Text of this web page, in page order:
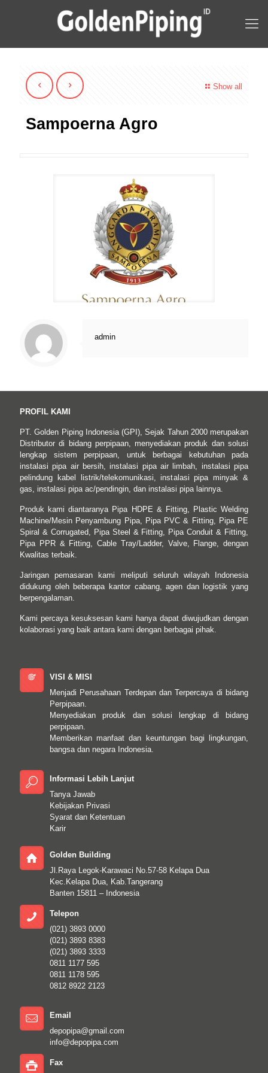
Show all
Sampoerna Agro
admin
PROFIL KAMI
PT. Golden Piping Indonesia (GPI), Sejak Tahun 2000 merupakan
Distributor di bidang perpipaan, menyediakan produk dan solusi
lengkap sistem perpipaan, untuk berbagai kebutuhan pada
instalasi pipa air bersih, instalasi pipa air limbah, instalasi pipa
pelindung kabel listrik/telekomunikasi, instalasi pipa minyak &
gas, instalasi pipa ac/pendingin, dan instalasi pipa lainnya.
Produk kami diantaranya Pipa HDPE & Fitting, Plastic Welding
Machine/Mesin Penyambung Pipa, Pipa PVC & Fitting, Pipa PE
Spiral & Corrugated, Pipa Steel & Fitting, Pipa Conduit & Fitting,
Pipa PPR & Fitting, Cable Tray/Ladder, Valve, Flange, dengan
Kwalitas terbaik.
Jaringan pemasaran kami meliputi seluruh wilayah Indonesia
didukung oleh beberapa kantor cabang, agen dan logistik yang
berpengalaman.
Kami percaya kesuksesan kami hanya dapat diwujudkan dengan
kolaborasi yang baik antara kami dengan berbagai pihak.
VISI & MISI
Menjadi Perusahaan Terdepan dan Terpercaya di bidang
Perpipaan.
Menyediakan produk dan solusi lengkap di bidang
perpipaan.
Memberikan manfaat dan keuntungan bagi lingkungan,
bangsa dan negara Indonesia.
Informasi Lebih Lanjut
Tanya Jawab
Kebijakan Privasi
Syarat dan Ketentuan
Karir
Golden Building
Jl.Raya Legok-Karawaci No.57-58 Kelapa Dua
Kec.Kelapa Dua, Kab.Tangerang
Banten 15811 – Indonesia
Telepon
(021) 3893 0000
(021) 3893 8383
(021) 3893 3333
0811 1177 595
0811 1178 595
0812 8922 2123
Email
depopipa@gmail.com
info@depopipa.com
Fax